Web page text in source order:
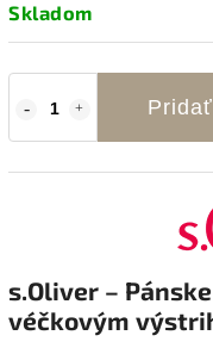
Skladom
s.Oliver –
véčkovým